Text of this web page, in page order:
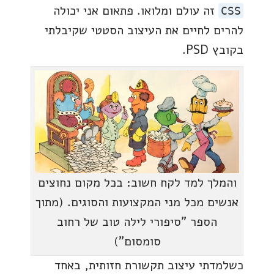
CSS זה עולם ומלואו. פתאום אני יכולה
להרים לחיים את העיצוב הסטטי שקיבלתי
בקובץ PSD.
והמלך למד לקח חשוב: בכל מקום נחוצים
אנשים מכל מני המקצועות והסוגים. (מתוך
הספר "סיפורי לילה טוב של רחוב
סומסום")
כשלמדתי עיצוב תקשורת חזותית, באחד